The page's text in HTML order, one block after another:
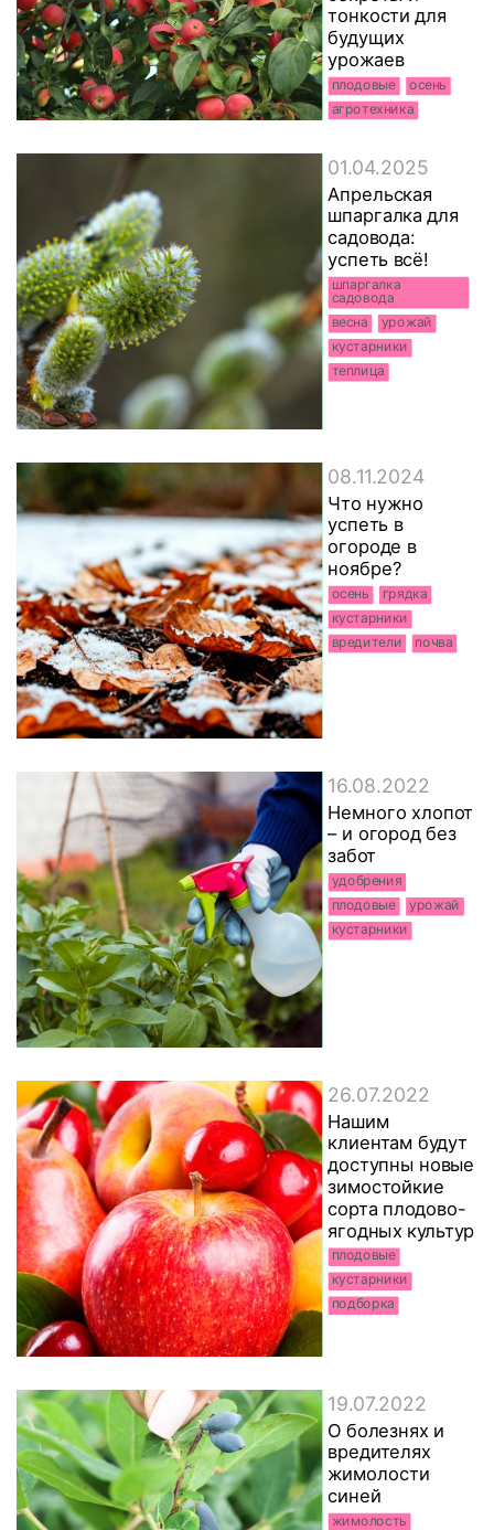
тонкости для
будущих
урожаев
плодовые
осень
агротехника
01.04.2025
Апрельская
шпаргалка для
садовода:
успеть всё!
шпаргалка
садовода
весна
урожай
кустарники
теплица
08.11.2024
Что нужно
успеть в
огороде в
ноябре?
осень
грядка
кустарники
вредители
почва
16.08.2022
Немного хлопот
– и огород без
забот
удобрения
плодовые
урожай
кустарники
26.07.2022
Нашим
клиентам будут
доступны новые
зимостойкие
сорта плодово-
ягодных культур
плодовые
кустарники
подборка
19.07.2022
О болезнях и
вредителях
жимолости
синей
жимолость